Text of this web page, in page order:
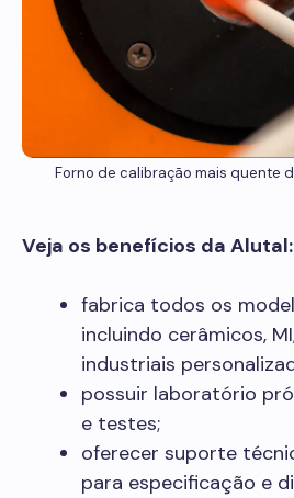
Forno de calibração mais quente
Veja os benefícios da Alutal:
fabrica todos os
incluindo cerâmicos,
industriais
possuir laboratório
e testes;
oferecer suporte
para especificação e